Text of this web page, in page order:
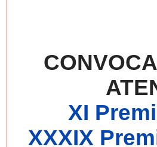
XI
XXXIX